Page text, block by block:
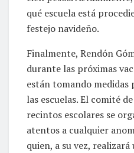
qué escuela está
festejo navideño.
Finalmente, Rendón
durante las próximas
están tomando
las escuelas. El comité
recintos escolares se
atentos a cualquier
quien, a su vez,